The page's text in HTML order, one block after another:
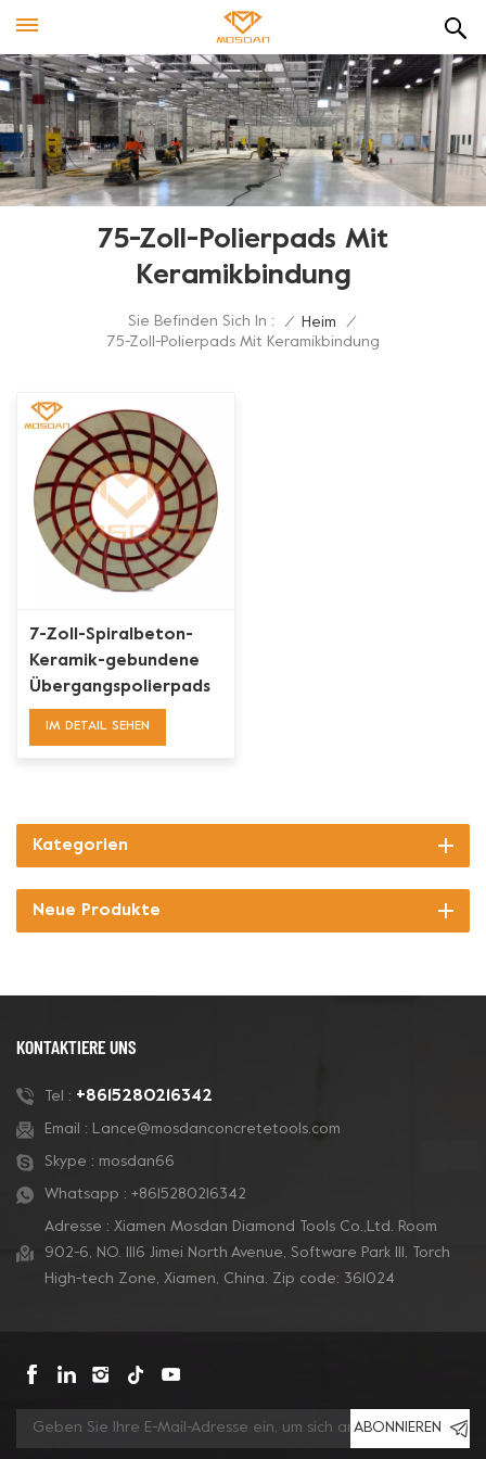
75-Zoll-Polierpads Mit
Keramikbindung
Sie Befinden Sich In : / Heim
/
75-Zoll-Polierpads Mit Keramikbindung
7-Zoll-Spiralbeton-
Keramik-gebundene
Übergangspolierpads
IM DETAIL SEHEN
Kategorien
Neue Produkte
KONTAKTIERE UNS
Tel : +8615280216342
Email : Lance@mosdanconcretetools.com
Skype : mosdan66
Whatsapp : +8615280216342
Adresse : Xiamen Mosdan Diamond Tools Co.,Ltd. Room
902-6, NO. 1116 Jimei North Avenue, Software Park Ill, Torch
High-tech Zone, Xiamen, China. Zip code: 361024
ABONNIEREN